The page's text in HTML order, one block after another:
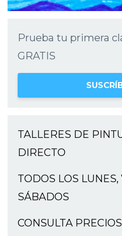
Prueba tu primera
GRATIS
TALLERES DE
DIRECTO
TODOS LOS LUNES,
SÁBADOS
CONSULTA